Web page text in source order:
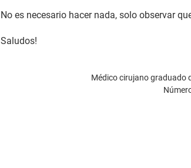
No es necesario hacer nada, solo observar
Saludos!
Médico cirujano graduado